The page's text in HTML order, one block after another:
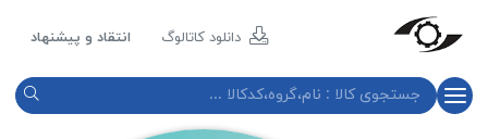
دانلود کاتالوگ انتقاد و پیشنهاد